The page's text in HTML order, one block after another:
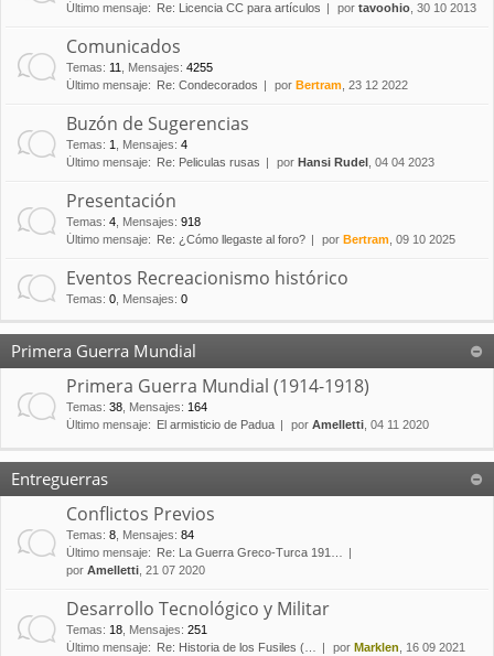
Último mensaje:
Re: Licencia CC para artículos por tavoohio , 30 10 2013
Comunicados
Temas: 11 Mensajes: 4255
Último mensaje:
Re: Condecorados por Bertram , 23 12 2022
Buzón de Sugerencias
Temas: 1 Mensajes: 4
Último mensaje:
Re: Peliculas rusas por Hansi Rudel , 04 04 2023
Presentación
Temas: 4 Mensajes: 918
Último mensaje:
Re: ¿Cómo llegaste al foro? por Bertram , 09 10 2025
Eventos Recreacionismo histórico
Temas: 0 Mensajes: 0
Primera Guerra Mundial
Primera Guerra Mundial (1914-1918)
Temas: 38 Mensajes: 164
Último mensaje:
El armisticio de Padua por Amelletti , 04 11 2020
Entreguerras
Conflictos Previos
Temas: 8 Mensajes: 84
Último mensaje:
Re: La Guerra Greco-Turca 191…
por Amelletti , 21 07 2020
Desarrollo Tecnológico y Militar
Temas: 18 Mensajes: 251
Último mensaje:
Re: Historia de los Fusiles (… por Marklen , 16 09 2021